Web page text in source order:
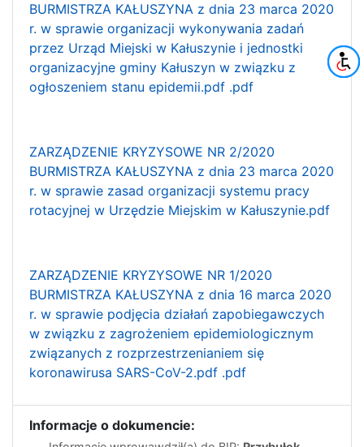
BURMISTRZA KAŁUSZYNA z dnia 23 marca 2020
r. w sprawie organizacji wykonywania zadań
przez Urząd Miejski w Kałuszynie i jednostki
organizacyjne gminy Kałuszyn w związku z
ogłoszeniem stanu epidemii.pdf .pdf
ZARZĄDZENIE KRYZYSOWE NR 2/2020
BURMISTRZA KAŁUSZYNA z dnia 23 marca 2020
r. w sprawie zasad organizacji systemu pracy
rotacyjnej w Urzędzie Miejskim w Kałuszynie.pdf
ZARZĄDZENIE KRYZYSOWE NR 1/2020
BURMISTRZA KAŁUSZYNA z dnia 16 marca 2020
r. w sprawie podjęcia działań zapobiegawczych
w związku z zagrożeniem epidemiologicznym
związanych z rozprzestrzenianiem się
koronawirusa SARS-CoV-2.pdf .pdf
Informacje o dokumencie: